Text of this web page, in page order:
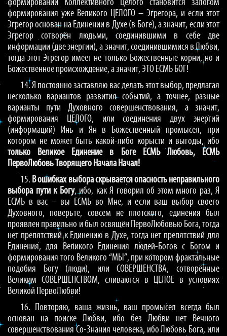
формировании Коллективного Целого становится залогом
формирования уже Великого ЦЕЛОГО – Эгрегора, и если этот
Эгрегор основан на Единении в Духе (в Боге), а значит, если этот
Эгрегор сотворён людьми, соединившими в себе две
информации (две энергии), а значит, соединившимися в Любви,
тогда этот Эгрегор имеет не только Божественные корни, но и
Божественное происхождение, а значит, ЭТО ЕСМЬ БОГ!
14. Я постоянно заставляю вас делать этот выбор, предлагая
несколько вариантов развития событий, а точнее, разные
варианты пути Духовного совершенствования, а значит,
формирования ЦЕЛОГО, или соединения двух энергий
(информаций) Инь и Ян в Божественный промысел, при
котором не может быть какой-либо корысти и выгоды, ибо
только Великое Единение в Боге ЕСМЬ Любовь, ЕСМЬ
ПервоЛюбовь Творящего Начала Начал!
15. В ошибках выбора скрывается опасность неправильного
выбора пути к Богу, ибо, как Я говорил об этом много раз, Я
ЕСМЬ в вас – вы ЕСМЬ во Мне, и если ваш выбор своего
Духовного, поверьте, совсем не плотского, единения был
проявлен правильно и был освящён ПервоЛюбовью Бога, тогда
нет препятствий к Единению в Духе, тогда нет препятствий для
Единения, для Великого Единения людей-Богов с Богом и
формирования того Великого “МЫ”, при котором фрактальные
подобия Богу (люди), или СОВЕРШЕНСТВА, сотворённые
Великим СОВЕРШЕНСТВОМ, сливаются в ЦЕЛОЕ в условиях
Великой ПервоЛюбви!
16. Повторяю, ваша жизнь, ваш промысел всегда был
основан на поиске Любви, ибо без Любви нет Вечного
совершенствования Со-Знания человека, ибо Любовь Бога, или